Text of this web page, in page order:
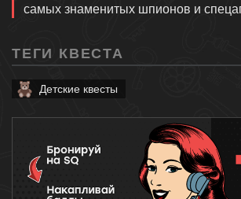
самых знаменитых шпионов и
ТЕГИ КВЕСТА
Детские квесты